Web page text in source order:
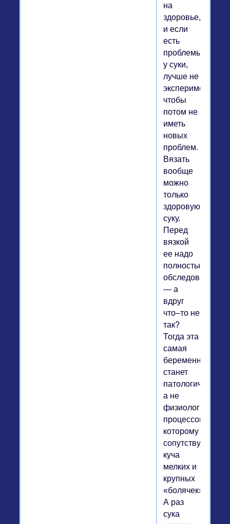
на
здоровье,
и если
есть
проблемы
у суки,
лучше не
чтобы
потом не
иметь
новых
проблем.
Вязать
вообще
можно
только
здоровую
суку.
Перед
вязкой
ее надо
полностью
обследовать
— а
вдруг
что–то не
так?
Тогда эта
самая
беременность
станет
патологическим,
а не
процессом,
которому
сопутствует
куча
мелких и
крупных
«болячек».
А раз
сука